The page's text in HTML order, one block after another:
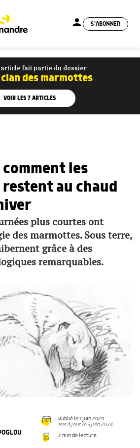
person S'ABONNER
article fait partie du dossier
clan des marmottes
VOIR LES 7 ARTICLES
les
au chaud
plus courtes ont
des marmottes. Sous terre,
grâce à des
remarquables.
Publié le 1 juin 2024
Mis à jour le 3 juin 2024
2 min de lecture